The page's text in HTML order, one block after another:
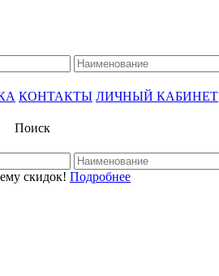
КОНТАКТЫ ЛИЧНЫЙ КАБИНЕТ
Поиск
скидок! Подробнее